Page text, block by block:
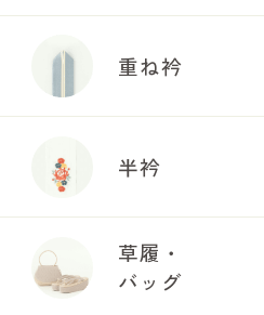
重ね衿
半衿
草履・
バッグ